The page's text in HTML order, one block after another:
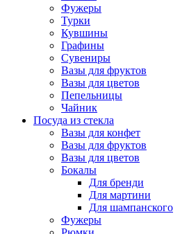
Фужеры
Турки
Кувшины
Графины
Сувениры
Вазы для фруктов
Вазы для цветов
Пепельницы
Чайник
Посуда из стекла
Вазы для конфет
Вазы для фруктов
Вазы для цветов
Бокалы
Для бренди
Для мартини
Для шампанского
Фужеры